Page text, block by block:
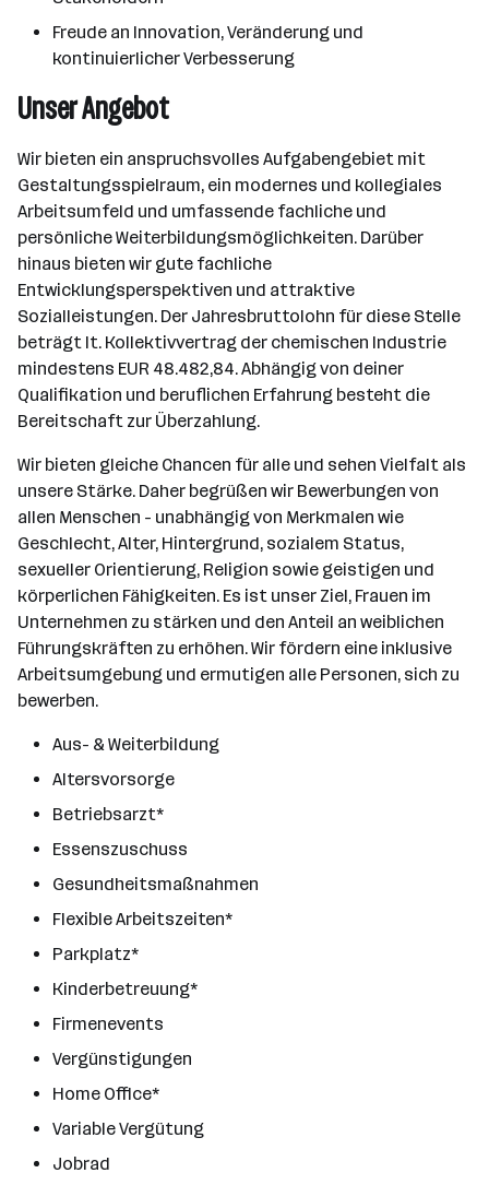
Freude an Innovation, Veränderung und
kontinuierlicher Verbesserung
Unser Angebot
Wir bieten ein anspruchsvolles Aufgabengebiet mit
Gestaltungsspielraum, ein modernes und kollegiales
Arbeitsumfeld und umfassende fachliche und
persönliche Weiterbildungsmöglichkeiten. Darüber
hinaus bieten wir gute fachliche
Entwicklungsperspektiven und attraktive
Sozialleistungen. Der Jahresbruttolohn für diese Stelle
beträgt lt. Kollektivvertrag der chemischen Industrie
mindestens EUR 48.482,84. Abhängig von deiner
Qualifikation und beruflichen Erfahrung besteht die
Bereitschaft zur Überzahlung.
Wir bieten gleiche Chancen für alle und sehen Vielfalt als
unsere Stärke. Daher begrüßen wir Bewerbungen von
allen Menschen - unabhängig von Merkmalen wie
Geschlecht, Alter, Hintergrund, sozialem Status,
sexueller Orientierung, Religion sowie geistigen und
körperlichen Fähigkeiten. Es ist unser Ziel, Frauen im
Unternehmen zu stärken und den Anteil an weiblichen
Führungskräften zu erhöhen. Wir fördern eine inklusive
Arbeitsumgebung und ermutigen alle Personen, sich zu
bewerben.
Aus- & Weiterbildung
Altersvorsorge
Betriebsarzt*
Essenszuschuss
Gesundheitsmaßnahmen
Flexible Arbeitszeiten*
Parkplatz*
Kinderbetreuung*
Firmenevents
Vergünstigungen
Home Office*
Variable Vergütung
Jobrad